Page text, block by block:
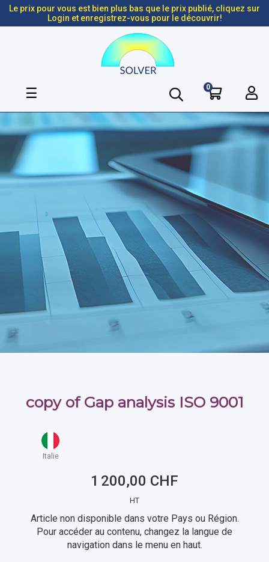
Le prix pour vous est bien plus bas que le prix publié, cliquez sur
Login et enregistrez-vous pour le découvrir!
Basculer
navigation
☰ 0
copy of Gap analysis ISO 9001
Italie
1 200,00 CHF
HT
Article non disponible dans votre Pays ou Région.
Pour accéder au contenu, changez la langue de
navigation dans le menu en haut.